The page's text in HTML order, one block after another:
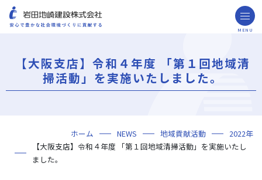
MENU
企業情報
ごあいさつ
ミッション・ビジョン・社訓
会社概要
組織図
役員一覧
沿革
岩田地崎の歴史
事業所一覧
関連会社
プレスリリース
財務情報
岩田地崎建設のCM
3分でわかる岩田地崎建設
年代から探す
地域別で探す
用途区分から探す
GISマップシステム
Niseko Project
プロジェクトレポート
技術・ソリューション
技術
ソリューション
採用情報
【大阪支店】令和４年度 「第１回地域清
掃活動」を実施いたしました。
ホーム NEWS 地域貢献活動
2022年
【大阪支店】令和４年度 「第１回地域清掃活動」を実施いたし
ました。